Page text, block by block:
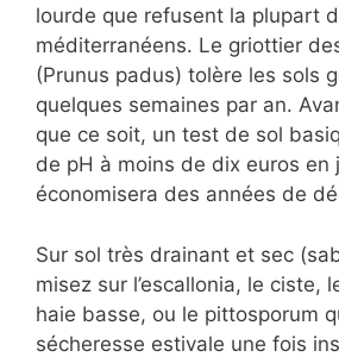
lourde que refusent la plupart
méditerranéens. Le griottier
(Prunus padus) tolère les sols
quelques semaines par an.
que ce soit, un test de sol
de pH à moins de dix euros en
économisera des années de
Sur sol très drainant et sec
misez sur l’escallonia, le ciste,
haie basse, ou le pittosporum
sécheresse estivale une fois